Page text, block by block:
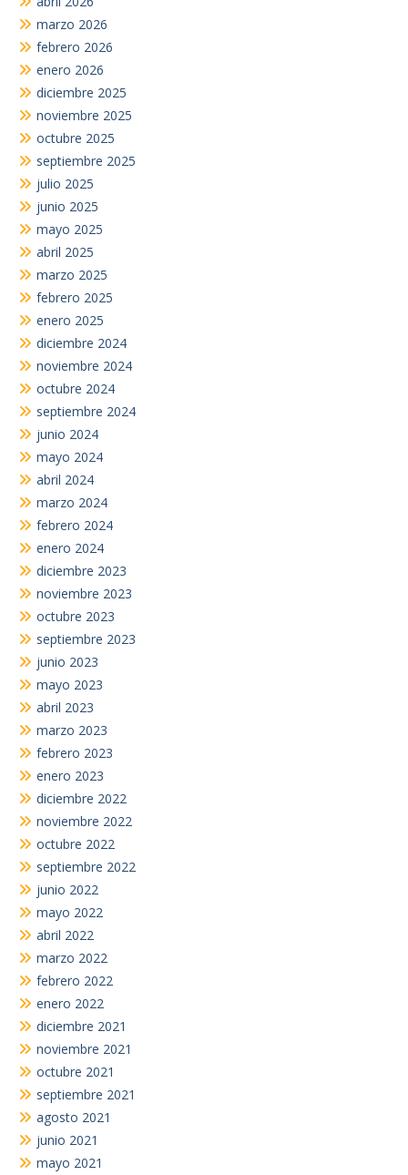
marzo 2026
febrero 2026
enero 2026
diciembre 2025
noviembre 2025
octubre 2025
septiembre 2025
julio 2025
junio 2025
mayo 2025
abril 2025
marzo 2025
febrero 2025
enero 2025
diciembre 2024
noviembre 2024
octubre 2024
septiembre 2024
junio 2024
mayo 2024
abril 2024
marzo 2024
febrero 2024
enero 2024
diciembre 2023
noviembre 2023
octubre 2023
septiembre 2023
junio 2023
mayo 2023
abril 2023
marzo 2023
febrero 2023
enero 2023
diciembre 2022
noviembre 2022
octubre 2022
septiembre 2022
junio 2022
mayo 2022
abril 2022
marzo 2022
febrero 2022
enero 2022
diciembre 2021
noviembre 2021
octubre 2021
septiembre 2021
agosto 2021
junio 2021
mayo 2021